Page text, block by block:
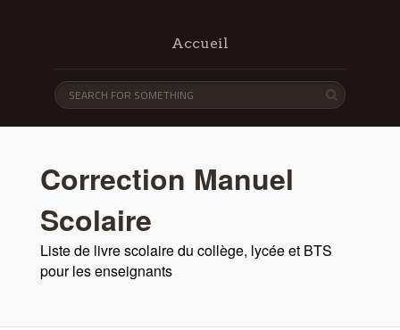
Accueil
Correction Manuel
Scolaire
Liste de livre scolaire du collège, lycée et BTS
pour les enseignants